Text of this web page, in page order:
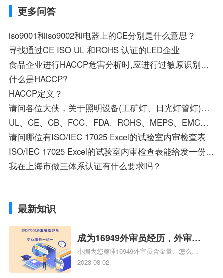
更多问答
iso9001和iso9002和电器上的CE分别是什么意思？
寻找通过CE ISO UL 和ROHS 认证的LED企业
食品企业进行HACCP危害分析时,应进行过敏原识别的有____。
什么是HACCP?
HACCP定义？
请问各位大侠，关于照明设备(工矿灯、日光灯管灯)如何做3C认证和CE认证，它们的认证周期和费用大约是多少
UL、CE、CB、FCC、FDA、ROHS、MEPS、EMC、C-TICK、3C各是什么认证
请问哪位有ISO/IEC 17025 Excel的试验室内审检查表
ISO/IEC 17025 Excel的试验室内审检查表能给发一份吗？急需！谢谢！727643744@qq.com
我在上海市做三体系认证有什么要求吗？
最新知识
成为16949外审员经历，外审员
16949
小编为您整理16949外审员含金量、怎么才
能成为注册的TS16949:2009的外审员、我
2023-08-02